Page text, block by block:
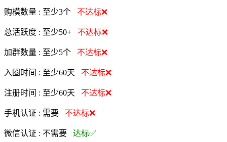
购模数量 : 至少3个 不达标❌
总活跃度 : 至少50+ 不达标❌
加群数量 : 至少5个 不达标❌
入圈时间 : 至少60天 不达标❌
注册时间 : 至少60天 不达标❌
手机认证 : 需要 不达标❌
微信认证 : 不需要 达标✅